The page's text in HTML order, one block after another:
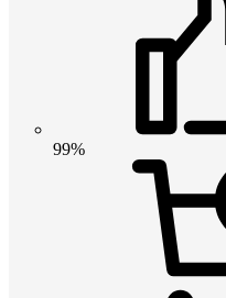
99%